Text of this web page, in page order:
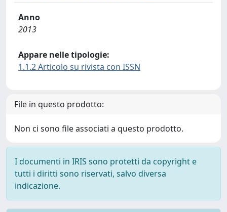
Anno
2013
Appare nelle tipologie:
1.1.2 Articolo su rivista con ISSN
File in questo prodotto:
Non ci sono file associati a questo prodotto.
I documenti in IRIS sono protetti da copyright e
tutti i diritti sono riservati, salvo diversa
indicazione.